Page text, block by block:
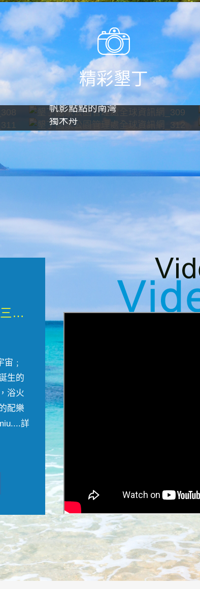
精彩墾丁
帆影點點的南灣
獨木舟
微觀墾丁三部曲 重生....
﹔
生的
浴火
配樂
詳